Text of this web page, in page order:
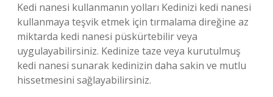
Kedi nanesi kullanmanın yolları Kedinizi kedi nanesi
kullanmaya teşvik etmek için tırmalama direğine az
miktarda kedi nanesi püskürtebilir veya
uygulayabilirsiniz. Kedinize taze veya kurutulmuş
kedi nanesi sunarak kedinizin daha sakin ve mutlu
hissetmesini sağlayabilirsiniz.